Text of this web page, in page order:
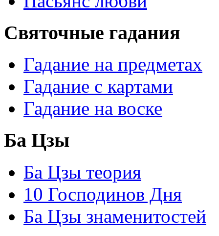
Святочные гадания
Гадание на предметах
Гадание с картами
Гадание на воске
Ба Цзы
Ба Цзы теория
10 Господинов Дня
Ба Цзы знаменитостей